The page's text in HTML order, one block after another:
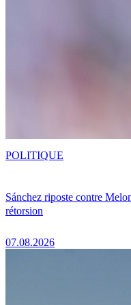
Sánchez riposte contre
rétorsion
07.08.2026
POLITIQUE